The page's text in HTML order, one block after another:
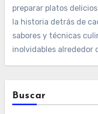
preparar platos
la historia detrás de
sabores y técnicas
inolvidables alrededor
Buscar